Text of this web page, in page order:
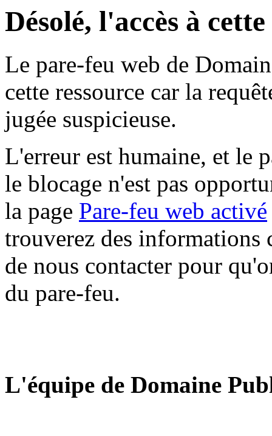
Désolé, l'accès à
Le pare-feu web de
cette ressource car la
jugée suspicieuse.
L'erreur est humaine, et le
le blocage n'est pas
la page Pare-feu web activé
trouverez des informations
de nous contacter pour
du pare-feu.
L'équipe de Domaine